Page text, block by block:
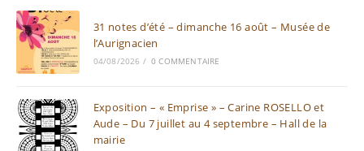
31 notes d’été – dimanche 16 août – Musée de
l’Aurignacien
04/08/2026 / 0 COMMENTAIRE
Exposition – « Emprise » – Carine ROSELLO et
Aude – Du 7 juillet au 4 septembre – Hall de la
mairie